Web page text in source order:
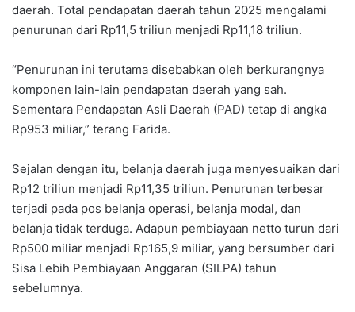
daerah. Total pendapatan daerah tahun 2025 mengalami
penurunan dari Rp11,5 triliun menjadi Rp11,18 triliun.
“Penurunan ini terutama disebabkan oleh berkurangnya
komponen lain-lain pendapatan daerah yang sah.
Sementara Pendapatan Asli Daerah (PAD) tetap di angka
Rp953 miliar,” terang Farida.
Sejalan dengan itu, belanja daerah juga menyesuaikan dari
Rp12 triliun menjadi Rp11,35 triliun. Penurunan terbesar
terjadi pada pos belanja operasi, belanja modal, dan
belanja tidak terduga. Adapun pembiayaan netto turun dari
Rp500 miliar menjadi Rp165,9 miliar, yang bersumber dari
Sisa Lebih Pembiayaan Anggaran (SILPA) tahun
sebelumnya.